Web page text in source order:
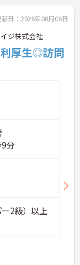
日：2026年08月06日
ジ株式会社
利厚生◎訪問
分
2級）以上